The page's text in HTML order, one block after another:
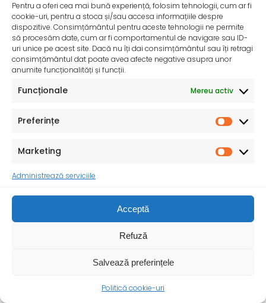
Pentru a oferi cea mai bună experiență, folosim tehnologii, cum ar fi
cookie-uri, pentru a stoca și/sau accesa informațiile despre
dispozitive. Consimțământul pentru aceste tehnologii ne permite
să procesăm date, cum ar fi comportamentul de navigare sau ID-
uri unice pe acest site. Dacă nu îți dai consimțământul sau îți retragi
consimțământul dat poate avea afecte negative asupra unor
anumite funcționalități și funcții.
Funcționale Mereu activ
Preferințe
Marketing
Administrează serviciile
Acceptă
Refuză
Salvează preferințele
Politică cookie-uri
Campania Naționala de Prevenție a Consumului de
Alcool „Fii tu însuți! Nu ai nevoie de alcool!” – mai
Consumul de alcool reprezintă o problemă majoră de